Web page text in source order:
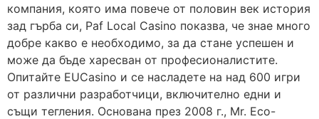
компания, която има повече от половин век история
зад гърба си, Paf Local Casino показва, че знае много
добре какво е необходимо, за да стане успешен и
може да бъде харесван от професионалистите.
Опитайте EUCasino и се насладете на над 600 игри
от различни разработчици, включително едни и
същи тегления. Основана през 2008 г., Mr. Eco-